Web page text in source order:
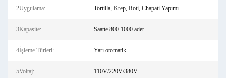
2Uygulama: Tortilla, Krep, Roti, Chapati Yapımı
3Kapasite: Saatte 800-1000 adet
4İşleme Türleri: Yarı otomatik
5Voltaj: 110V/220V/380V